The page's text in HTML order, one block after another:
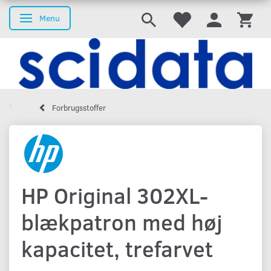
Skifte navigation
Menu
Forbrugsstoffer
HP Original 302XL-
blækpatron med høj
kapacitet, trefarvet